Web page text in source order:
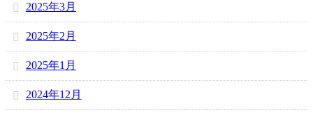
2025年3月
2025年2月
2025年1月
2024年12月